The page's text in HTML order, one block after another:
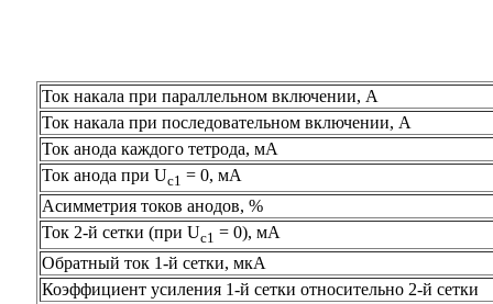
Ток накала при параллельном включении, А
Ток накала при последовательном включении, А
Ток анода каждого тетрода, мА
Ток анода при Uс1 = 0, мА
Асимметрия токов анодов, %
Ток 2-й сетки (при Uс1 = 0), мА
Обратный ток 1-й сетки, мкА
Коэффициент усиления 1-й сетки относительно 2-й сетки